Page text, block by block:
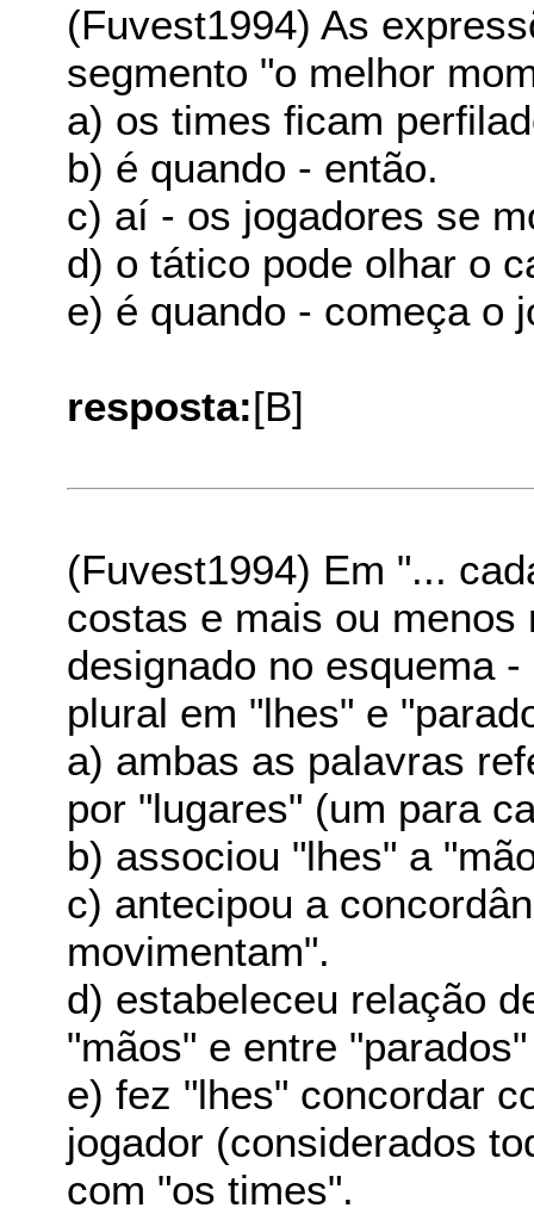
(Fuvest1994) As
segmento "o melhor
a) os times ficam
b) é quando - então.
c) aí - os jogadores se
d) o tático pode olhar o
e) é quando - começa o
resposta:[B]
(Fuvest1994) Em "...
costas e mais ou menos
designado no esquema
plural em "lhes" e
a) ambas as palavras
por "lugares" (um para
b) associou "lhes" a
c) antecipou a
movimentam".
d) estabeleceu relação
"mãos" e entre
e) fez "lhes" concordar
jogador (considerados
com "os times".